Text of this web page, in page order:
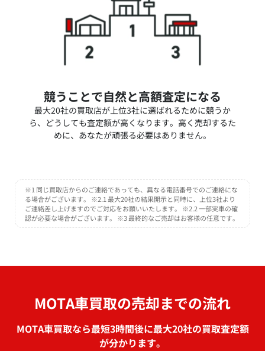
競うことで自然と高額査定になる
最大20社の買取店が上位3社に選ばれるために競うか
ら、どうしても査定額が高くなります。高く売却するた
めに、あなたが頑張る必要はありません。
※1 同じ買取店からのご連絡であっても、異なる電話番号でのご連絡にな
る場合がございます。 ※2.1 最大20社の結果開示と同時に、上位3社より
ご連絡差し上げますのでご対応をお願いいたします。 ※2.2 一部実車の確
認が必要な場合がございます。 ※3 最終的なご売却はお客様の任意です。
MOTA車買取の売却までの流れ
MOTA車買取なら最短3時間後に最大20社の買取査定額
が分かります。